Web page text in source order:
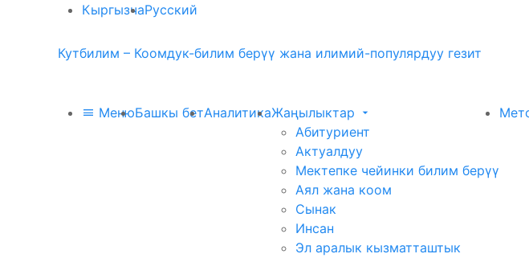
КыргызчаРусский
Кутбилим – Коомдук-билим берүү жана илимий-популярдуу гезит
МенюБашкы бетАналитикаЖаңылыктар
Абитуриент
Актуалдуу
Мектепке чейинки билим берүү
Аял жана коом
Сынак
Инсан
Эл аралык кызматташтык